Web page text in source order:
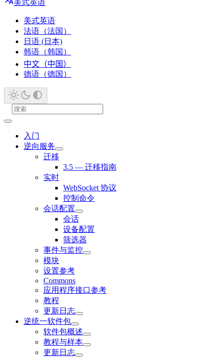
美式英语
美式英语
法语（法国）
日语 (日本)
韩语（韩国）
中文（中国）
德语（德国）
入门
逆向服务
迁移
3.5 — 迁移指南
实时
WebSocket 协议
控制命令
会话配置
会话
设备配置
筛选器
事件与监控
模块
设置参考
Commons
应用程序接口参考
教程
更新日志
逆统一软件包
软件包概述
教程与样本
更新日志